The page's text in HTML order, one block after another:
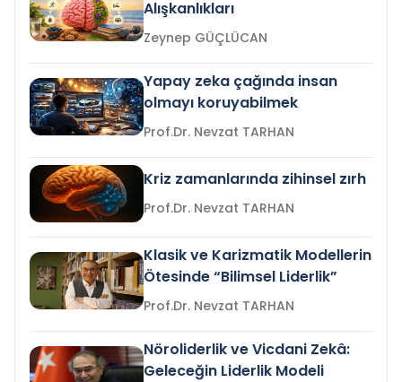
Alışkanlıkları
Zeynep GÜÇLÜCAN
Yapay zeka çağında insan
olmayı koruyabilmek
Prof.Dr. Nevzat TARHAN
Kriz zamanlarında zihinsel zırh
Prof.Dr. Nevzat TARHAN
Klasik ve Karizmatik Modellerin
Ötesinde “Bilimsel Liderlik”
Prof.Dr. Nevzat TARHAN
Nöroliderlik ve Vicdani Zekâ:
Geleceğin Liderlik Modeli